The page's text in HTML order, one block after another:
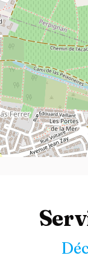
Leaflet| ©OpenStreetMap